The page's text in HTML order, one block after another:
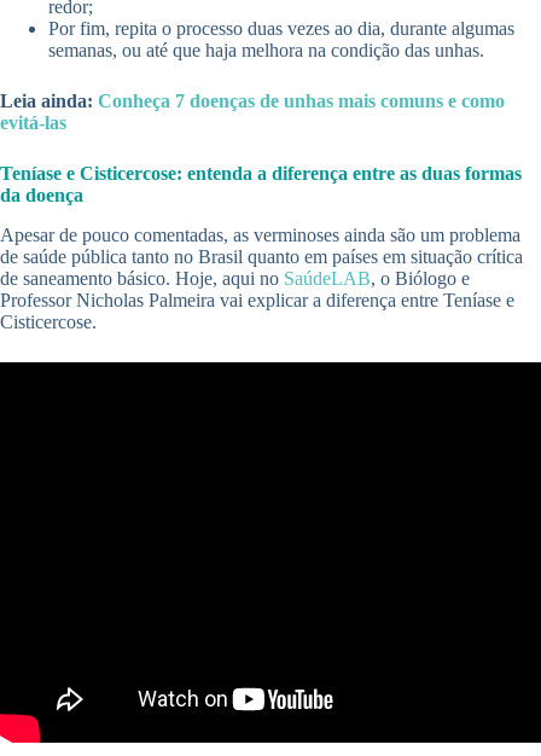
redor;
Por fim, repita o processo duas vezes ao dia, durante algumas
semanas, ou até que haja melhora na condição das unhas.
Leia ainda: Conheça 7 doenças de unhas mais comuns e como
evitá-las
Teníase e Cisticercose: entenda a diferença entre as duas formas
da doença
Apesar de pouco comentadas, as verminoses ainda são um problema
de saúde pública tanto no Brasil quanto em países em situação crítica
de saneamento básico. Hoje, aqui no SaúdeLAB, o Biólogo e
Professor Nicholas Palmeira vai explicar a diferença entre Teníase e
Cisticercose.